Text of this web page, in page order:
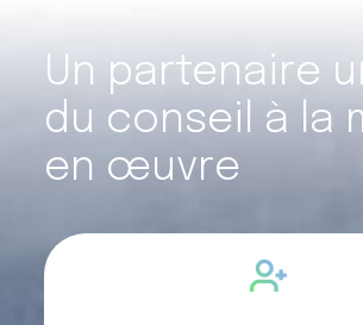
Un partenaire
du conseil à la
en œuvre